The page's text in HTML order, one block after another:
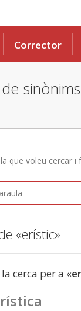
Corrector
que voleu cercar i
«erístic»
cerca per a «